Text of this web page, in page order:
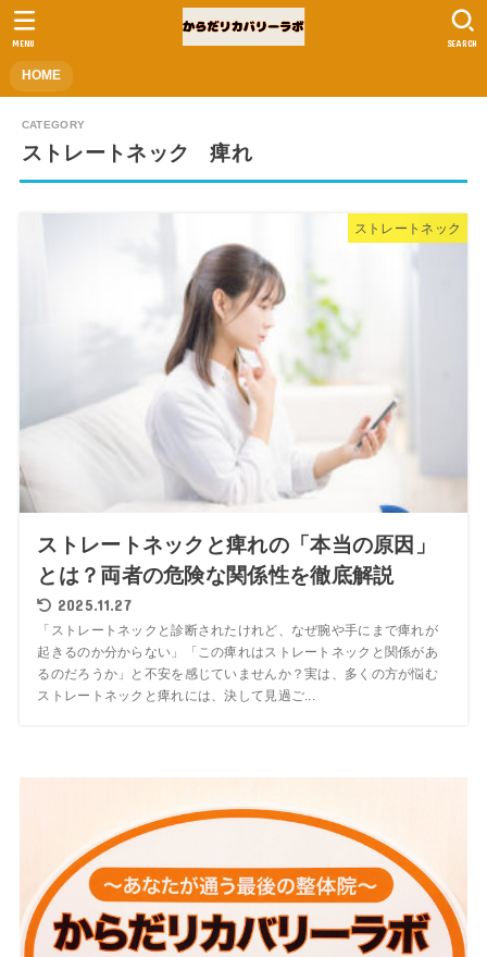
HOME
SEARCH
MENU
ストレートネック 痺れ
ストレートネック
ストレートネックと痺れの「本当の原因」
とは？両者の危険な関係性を徹底解説
2025.11.27
「ストレートネックと診断されたけれど、なぜ腕や手にまで痺れが
起きるのか分からない」「この痺れはストレートネックと関係があ
るのだろうか」と不安を感じていませんか？実は、多くの方が悩む
ストレートネックと痺れには、決して見過ご...